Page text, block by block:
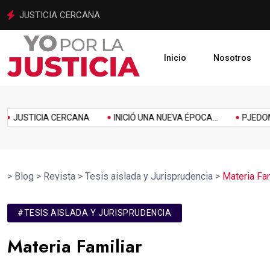
INICIÓ UNA NUEVA ÉPOCA PARA LA JUSTICIA MEXIQUENSE
Inicio Nosotros
CERCANA INICIÓ UNA NUEVA ÉPOCA...
Homenaje Inclusión Innovación Link Music Politics
> Blog > Revista > Tesis aislada y Jurisprudencia > Materia
#TESIS AISLADA Y JURISPRUDENCIA
Materia Familiar